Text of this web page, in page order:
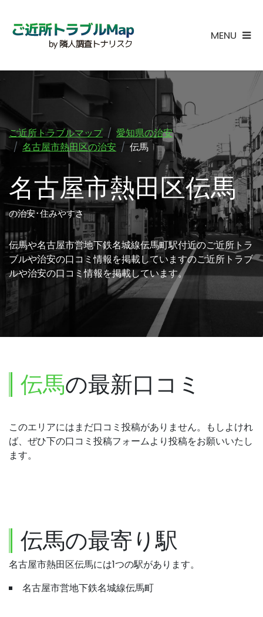
MENU
ご近所トラブルマップ
愛知県の治安
名古屋市熱田区の治安
伝馬
名古屋市熱田区伝馬
の治安･住みやすさ
伝馬や名古屋市営地下鉄名城線伝馬町駅付近のご近所トラ
ブルや治安の口コミ情報を掲載していますのご近所トラブ
ルや治安の口コミ情報を掲載しています。
伝馬の最新口コミ
このエリアにはまだ口コミ投稿がありません。もしよけれ
ば、ぜひ下の口コミ投稿フォームより投稿をお願いいたし
ます。
伝馬の最寄り駅
名古屋市熱田区伝馬には1つの駅があります。
名古屋市営地下鉄名城線伝馬町